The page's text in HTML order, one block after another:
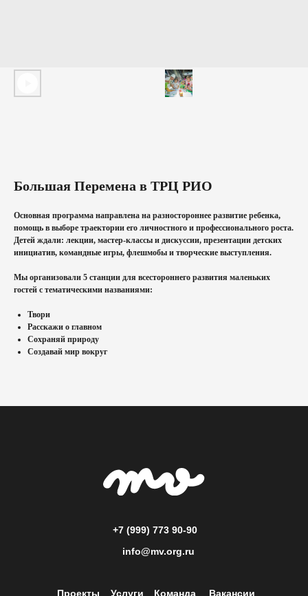
Большая Перемена в ТРЦ РИО
Основная программа направлена на разностороннее развитие ребенка,
помощь в выборе траектории его личностного и профессионального роста.
Детей ждали: лекции, мастер-классы и дискуссии, презентации детских
инициатив, командные игры, флешмобы и творческие выступления.
Мы организовали 5 станции для всестороннего развития маленьких
гостей с тематическими названиями:
Твори
Расскажи о главном
Сохраняй природу
Создавай мир вокруг
+7 (999) 773 90-90
info@mv.org.ru
Услуги
Проекты Команда Вакансии